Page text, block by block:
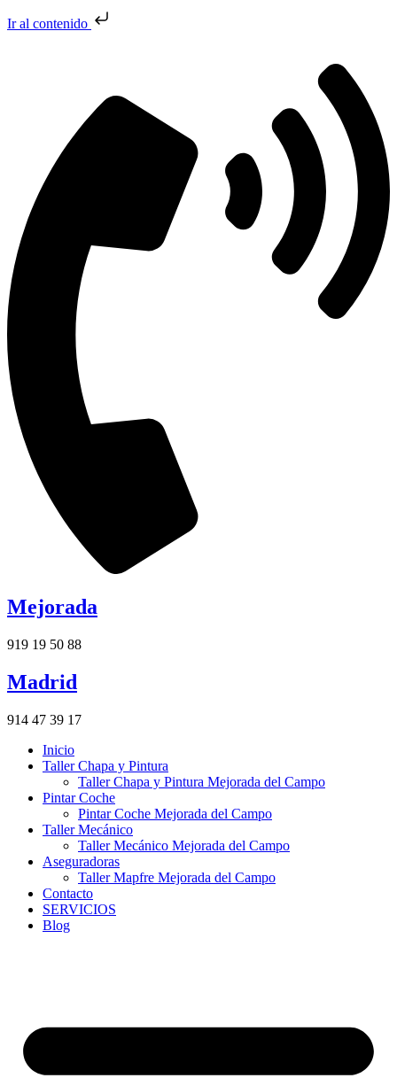
Ir al contenido
Mejorada
919 19 50 88
Madrid
914 47 39 17
Inicio
Taller Chapa y Pintura
Taller Chapa y Pintura Mejorada del Campo
Pintar Coche
Pintar Coche Mejorada del Campo
Taller Mecánico
Taller Mecánico Mejorada del Campo
Aseguradoras
Taller Mapfre Mejorada del Campo
Contacto
SERVICIOS
Blog